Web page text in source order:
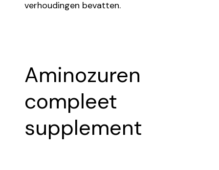
verhoudingen bevatten.
Aminozuren
compleet
supplement